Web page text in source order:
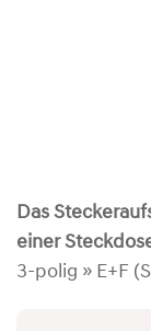
Das
einer
3-polig » E+F